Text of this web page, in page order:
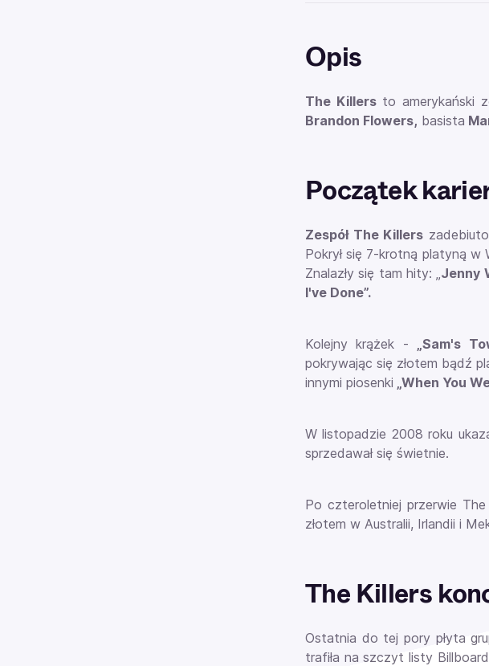
Opis
The Killersto amerykański
Brandon Flowers, basista
Początek
Zespół The Killers
Pokrył się 7-krotną platyną
Znalazły się tam hity: „Jenny
I've Done”.
Kolejny krążek - „Sam's
pokrywając się złotem bądź
innymi piosenki „When You
W listopadzie 2008 roku
sprzedawał się świetnie.
Po czteroletniej przerwie
złotem w Australii, Irlandii i
The Killers
Ostatnia do tej pory płyta
trafiła na szczyt listy